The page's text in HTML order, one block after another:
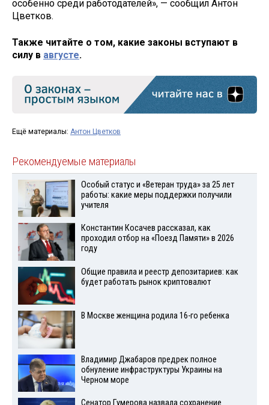
особенно среди работодателей», — сообщил Антон
Цветков.
Также читайте о том, какие законы вступают в
силу в августе.
Ещё материалы: Антон Цветков
Рекомендуемые материалы
Особый статус и «Ветеран труда» за 25 лет
работы: какие меры поддержки получили
учителя
Константин Косачев рассказал, как
проходил отбор на «Поезд Памяти» в 2026
году
Общие правила и реестр депозитариев: как
будет работать рынок криптовалют
В Москве женщина родила 16-го ребенка
Владимир Джабаров предрек полное
обнуление инфраструктуры Украины на
Черном море